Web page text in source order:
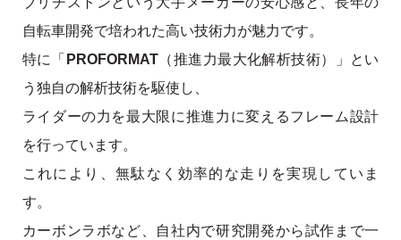
自転車開発で培われた高い技術力が魅力です。
特に「 PROFORMAT（推進力最大化解析技術）」とい
う独自の解析技術を駆使し、
ライダーの力を最大限に推進力に変えるフレーム設計
を行っています。
これにより、無駄なく効率的な走りを実現していま
す。
カーボンラボなど、自社内で研究開発から試作まで一